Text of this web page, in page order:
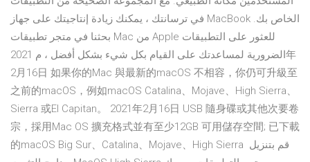
في ترسانتك ، يمكنك زيادة إنتاجيتك على جهاز MacBook الخاص بك.
بحثنا في متجر تطبيقات Mac من Apple للعثور على التطبيقات
الضرورية لمساعدتك على القيام بكل شيء بشكل أفضل ، م 2021年
2月16日 如果你的Mac 與最新的macOS 不相容，你仍可升級至
之前的macOS，例如macOS Catalina、Mojave、High Sierra、
Sierra 或El Capitan。 2021年2月16日 USB 隨身碟或其他次要卷
宗，採用Mac OS 擴充格式並有至少12GB 可用儲存空間; 已下載
的macOS Big Sur、Catalina、Mojave、High Sierra قم بتنزيل